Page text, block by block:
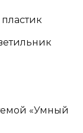
«Умный